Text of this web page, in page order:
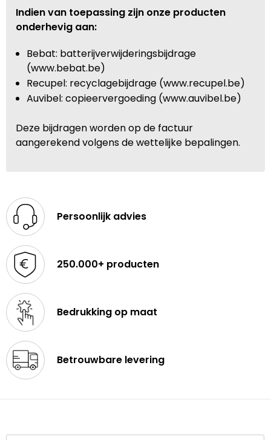
Indien van toepassing zijn onze producten
onderhevig aan:
Bebat: batterijverwijderingsbijdrage
(www.bebat.be)
Recupel: recyclagebijdrage (www.recupel.be)
Auvibel: copieervergoeding (www.auvibel.be)
Deze bijdragen worden op de factuur
aangerekend volgens de wettelijke bepalingen.
Persoonlijk advies
250.000+ producten
Bedrukking op maat
Betrouwbare levering